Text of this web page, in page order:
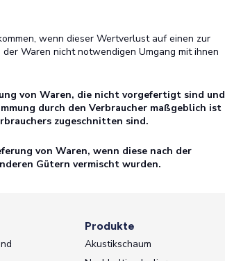
wenn dieser Wertverlust auf einen zur
Waren nicht notwendigen Umgang mit ihnen
von Waren, die nicht vorgefertigt sind und
durch den Verbraucher maßgeblich ist
zugeschnitten sind.
von Waren, wenn diese nach der
Gütern vermischt wurden.
Produkte
Akustikschaum